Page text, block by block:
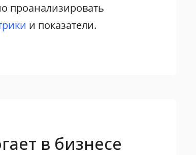
проанализировать
и показатели.
в бизнесе